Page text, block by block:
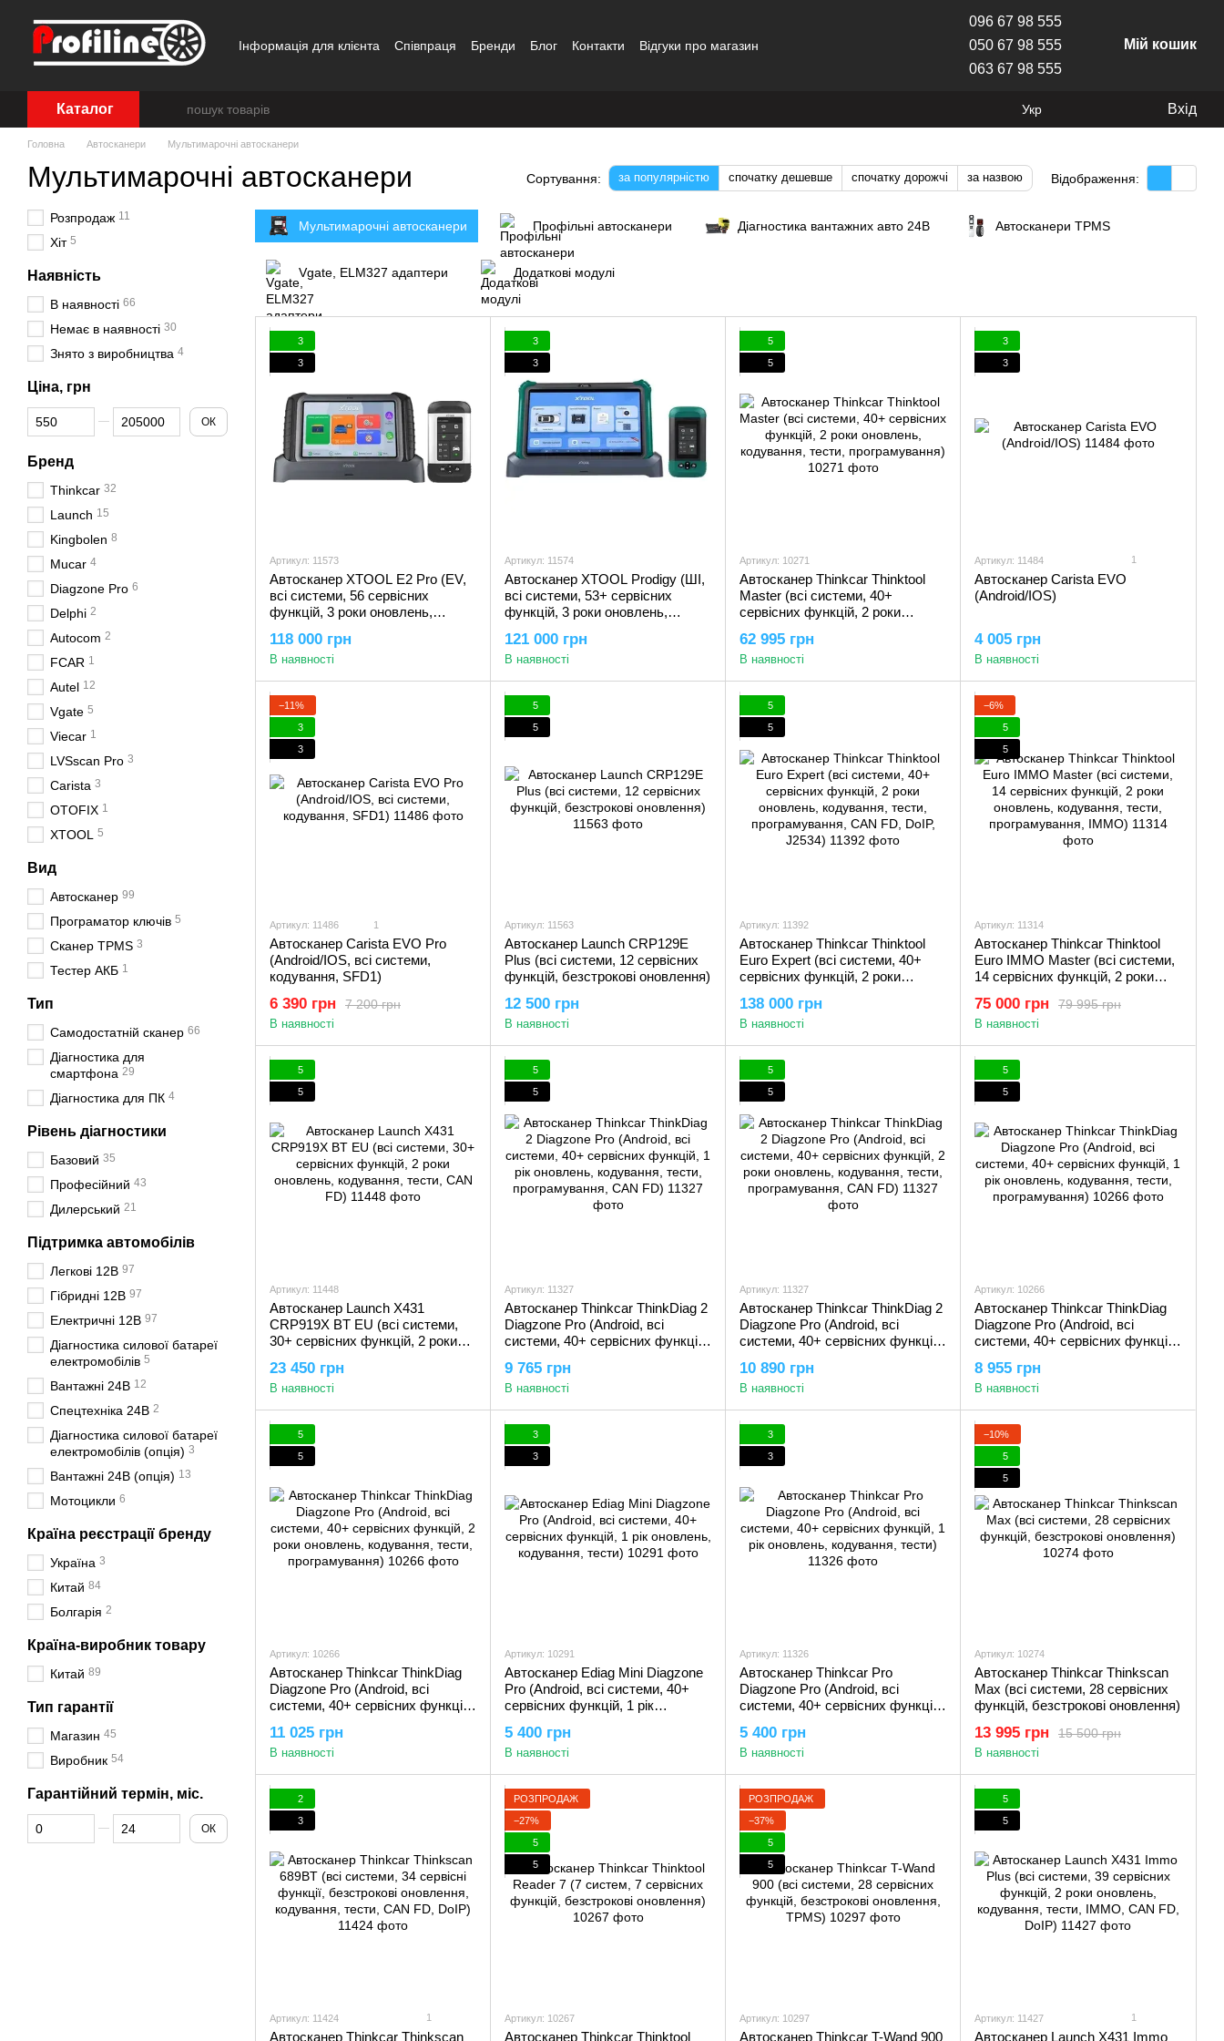
Інформація для клієнта Співпраця Бренди Блог Контакти Відгуки про магазин
096 67 98 555
050 67 98 555
063 67 98 555
Мій кошик
Каталог Укр Вхід
Головна Автосканери Мультимарочні автосканери
Мультимарочні автосканери Сортування: за популярністю спочатку дешевше спочатку дорожчі за назвою Відображення:
Мультимарочні автосканери Профільні автосканери Діагностика вантажних авто 24В Автосканери TPMS
Vgate, ELM327 адаптери Додаткові модулі
3
3
Артикул: 11573
Автосканер XTOOL E2 Pro (EV,
всі системи, 56 сервісних
функцій, 3 роки оновлень,
програмування, CAN FD, DoIP)
118 000 грн
В наявності
3
3
Артикул: 11574
Автосканер XTOOL Prodigy (ШІ,
всі системи, 53+ сервісних
функцій, 3 роки оновлень,
програмування, CAN FD, DoIP,
J2534)
121 000 грн
В наявності
5
5
Артикул: 10271
Автосканер Thinkcar Thinktool
Master (всі системи, 40+
сервісних функцій, 2 роки
програмування)
62 995 грн
В наявності
3
3
Артикул: 11484 1
Автосканер Carista EVO
(Android/IOS)
4 005 грн
В наявності
−11%
3
3
Артикул: 11486 1
Автосканер Carista EVO Pro
(Android/IOS, всі системи,
кодування, SFD1)
7 200 грн
6 390 грн
В наявності
5
5
Артикул: 11563
Автосканер Launch CRP129E
Plus (всі системи, 12 сервісних
функцій, безстрокові оновлення)
12 500 грн
В наявності
5
5
Артикул: 11392
Автосканер Thinkcar Thinktool
Euro Expert (всі системи, 40+
сервісних функцій, 2 роки
програмування, CAN FD, DoIP,
J2534)
138 000 грн
В наявності
−6%
5
5
Артикул: 11314
Автосканер Thinkcar Thinktool
Euro IMMO Master (всі системи,
14 сервісних функцій, 2 роки
програмування, IMMO)
79 995 грн
75 000 грн
В наявності
5
5
Артикул: 11448
Автосканер Launch X431
CRP919X BT EU (всі системи,
30+ сервісних функцій, 2 роки
CAN FD)
23 450 грн
В наявності
5
5
Артикул: 11327
Автосканер Thinkcar ThinkDiag 2
Diagzone Pro (Android, всі
системи, 40+ сервісних функцій,
тести, програмування, CAN FD)
9 765 грн
В наявності
5
5
Артикул: 11327
Автосканер Thinkcar ThinkDiag 2
Diagzone Pro (Android, всі
системи, 40+ сервісних функцій,
тести, програмування, CAN FD)
10 890 грн
В наявності
5
5
Артикул: 10266
Автосканер Thinkcar ThinkDiag
Diagzone Pro (Android, всі
системи, 40+ сервісних функцій,
тести, програмування)
8 955 грн
В наявності
5
5
Артикул: 10266
Автосканер Thinkcar ThinkDiag
Diagzone Pro (Android, всі
системи, 40+ сервісних функцій,
тести, програмування)
11 025 грн
В наявності
3
3
Артикул: 10291
Автосканер Ediag Mini Diagzone
Pro (Android, всі системи, 40+
сервісних функцій, 1 рік
5 400 грн
В наявності
3
3
Артикул: 11326
Автосканер Thinkcar Pro
Diagzone Pro (Android, всі
системи, 40+ сервісних функцій,
тести)
5 400 грн
В наявності
−10%
5
5
Артикул: 10274
Автосканер Thinkcar Thinkscan
Max (всі системи, 28 сервісних
функцій, безстрокові оновлення)
15 500 грн
13 995 грн
В наявності
2
3
Артикул: 11424 1
Автосканер Thinkcar Thinkscan
РОЗПРОДАЖ
−27%
5
5
Артикул: 10267
Автосканер Thinkcar Thinktool
РОЗПРОДАЖ
−37%
5
5
Артикул: 10297
Автосканер Thinkcar T-Wand 900
5
5
Артикул: 11427 1
Автосканер Launch X431 Immo
Розпродаж 11
Хіт 5
Наявність
В наявності 66
Немає в наявності 30
Знято з виробництва 4
Ціна, грн
Від Ціна, грн
До Ціна, грн ОК
Бренд
Thinkcar 32
Launch 15
Kingbolen 8
Mucar 4
Diagzone Pro 6
Delphi 2
Autocom 2
FCAR 1
Autel 12
Vgate 5
Viecar 1
LVSscan Pro 3
Carista 3
OTOFIX 1
XTOOL 5
Вид
Автосканер 99
Програматор ключів 5
Сканер TPMS 3
Тестер АКБ 1
Тип
Самодостатній сканер 66
Діагностика для
смартфона 29
Діагностика для ПК 4
Рівень діагностики
Базовий 35
Професійний 43
Дилерський 21
Підтримка автомобілів
Легкові 12В 97
Гібридні 12В 97
Електричні 12В 97
Діагностика силової батареї
електромобілів 5
Вантажні 24В 12
Спецтехніка 24В 2
Діагностика силової батареї
електромобілів (опція) 3
Вантажні 24В (опція) 13
Мотоцикли 6
Країна реєстрації бренду
Україна 3
Китай 84
Болгарія 2
Країна-виробник товару
Китай 89
Тип гарантії
Магазин 45
Виробник 54
Гарантійний термін, міс.
Від Гарантійний термін, міс.
До Гарантійний термін, міс. ОК